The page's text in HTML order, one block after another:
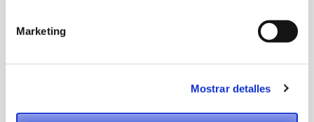
Marketing
Mostrar detalles